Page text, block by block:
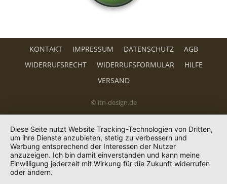
KONTAKT IMPRESSUM DATENSCHUTZ
AGB
WIDERRUFSRECHT
WIDERRUFSFORMULAR
HILFE
VERSAND
© itn-design.de
Diese Seite nutzt Website Tracking-Technologien von Dritten,
um ihre Dienste anzubieten, stetig zu verbessern und
Werbung entsprechend der Interessen der Nutzer
anzuzeigen. Ich bin damit einverstanden und kann meine
Einwilligung jederzeit mit Wirkung für die Zukunft widerrufen
oder ändern.